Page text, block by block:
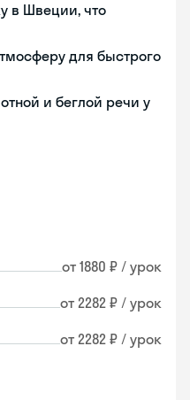
в Швеции, что
для быстрого
и беглой речи у
от 1880 ₽ / урок
от 2282 ₽ / урок
от 2282 ₽ / урок